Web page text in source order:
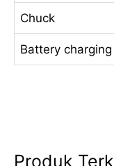
Chuck
Battery
Produk